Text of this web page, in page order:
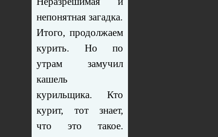
непонятная загадка.
Итого, продолжаем
курить. Но по
утрам замучил
кашель
курильщика. Кто
курит, тот знает,
что это такое.